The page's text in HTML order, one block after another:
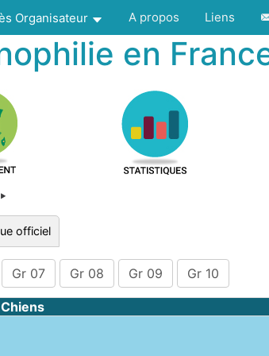
Organisateur A propos Liens
en
officiel
Gr 07 Gr 08 Gr 09 Gr 10